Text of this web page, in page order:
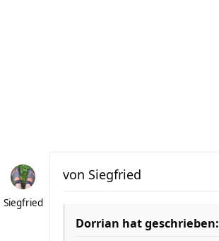
Siegfried
von Siegfried
Dorrian hat geschrieben: